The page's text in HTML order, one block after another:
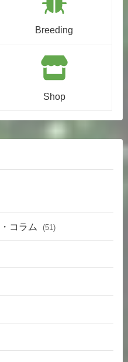
Breeding
Shop
コラム (51)